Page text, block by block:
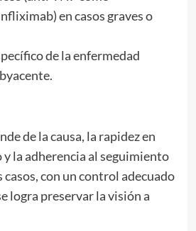
en casos graves o
de la enfermedad
de la causa, la rapidez en
la adherencia al seguimiento
casos, con un control adecuado
logra preservar la visión a